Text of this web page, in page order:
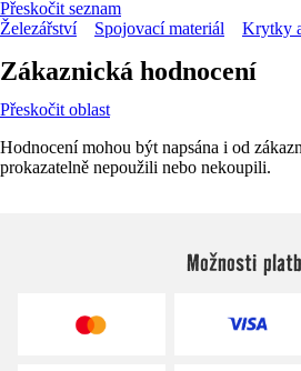
Přeskočit seznam
Železářství
Spojovací materiál Krytky
Zákaznická hodnocení
Přeskočit oblast
Hodnocení mohou být napsána i od
prokazatelně nepoužili nebo nekoupili.
Možnosti